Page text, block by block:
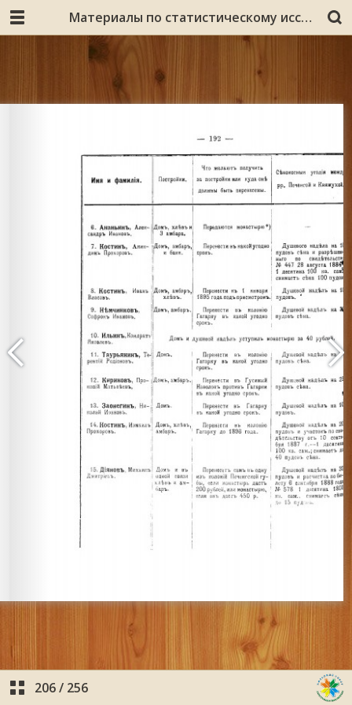
Материалы по статистическому исследованию Мурмана : [в 4 томах] / Ком. для помощи поморам русского Севера ; [под общ. ред. Н. В. Романова]. Описание колоний на Западе от Кольской губы до границ Норвегии. - Т. 2. вып. 2. - 1903. - IX, 202, 30 с.: карты, планы.
206/ 256